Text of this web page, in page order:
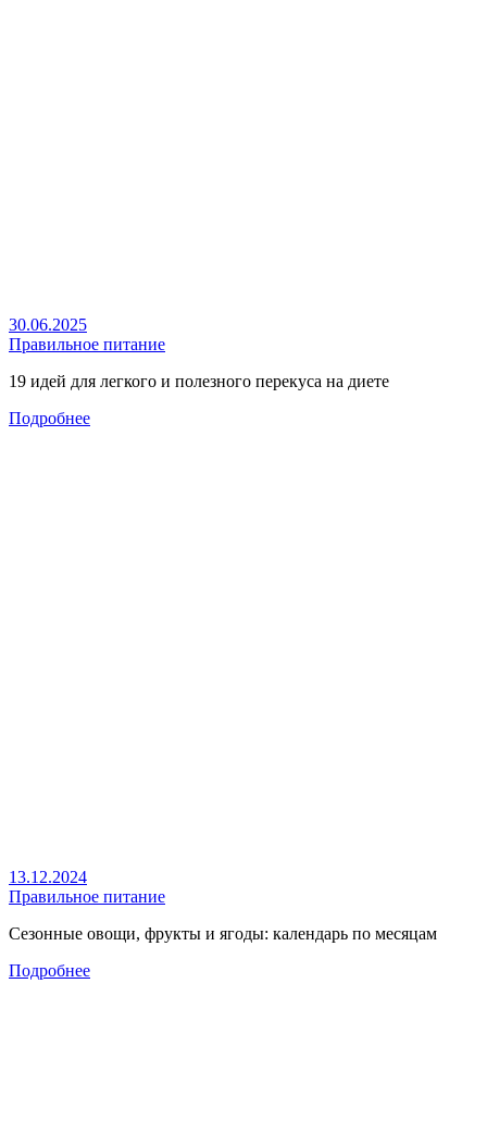
30.06.2025
Правильное питание
19 идей для легкого и полезного перекуса на диете
Подробнее
13.12.2024
Правильное питание
Сезонные овощи, фрукты и ягоды: календарь по месяцам
Подробнее